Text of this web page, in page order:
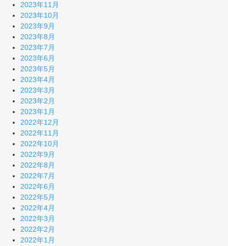
2023年11月
2023年10月
2023年9月
2023年8月
2023年7月
2023年6月
2023年5月
2023年4月
2023年3月
2023年2月
2023年1月
2022年12月
2022年11月
2022年10月
2022年9月
2022年8月
2022年7月
2022年6月
2022年5月
2022年4月
2022年3月
2022年2月
2022年1月